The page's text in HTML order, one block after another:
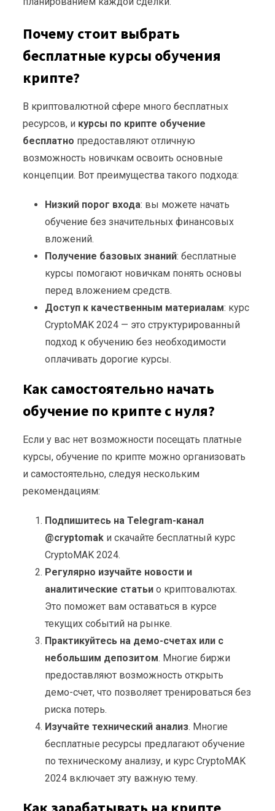
Почему стоит выбрать
бесплатные курсы обучения
крипте?
В криптовалютной сфере много бесплатных
ресурсов, и курсы по крипте обучение
бесплатно предоставляют отличную
возможность новичкам освоить основные
концепции. Вот преимущества такого подхода:
Низкий порог входа: вы можете начать
обучение без значительных финансовых
вложений.
Получение базовых знаний: бесплатные
курсы помогают новичкам понять основы
перед вложением средств.
Доступ к качественным материалам: курс
CryptoMAK 2024 — это структурированный
подход к обучению без необходимости
оплачивать дорогие курсы.
Как самостоятельно начать
обучение по крипте с нуля?
Если у вас нет возможности посещать платные
курсы, обучение по крипте можно организовать
и самостоятельно, следуя нескольким
рекомендациям:
Подпишитесь на Telegram-канал
@cryptomak и скачайте бесплатный курс
CryptoMAK 2024.
Регулярно изучайте новости и
аналитические статьи о криптовалютах.
Это поможет вам оставаться в курсе
текущих событий на рынке.
Практикуйтесь на демо-счетах или с
небольшим депозитом. Многие биржи
предоставляют возможность открыть
демо-счет, что позволяет тренироваться без
риска потерь.
Изучайте технический анализ. Многие
бесплатные ресурсы предлагают обучение
по техническому анализу, и курс CryptoMAK
2024 включает эту важную тему.